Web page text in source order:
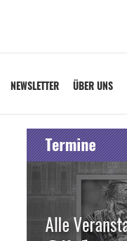
NEWSLETTER ÜBER UNS